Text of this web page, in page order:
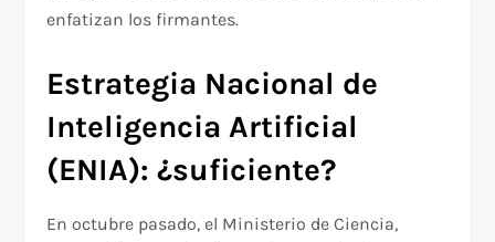
enfatizan los firmantes.
Estrategia Nacional de
Inteligencia Artificial
(ENIA): ¿suficiente?
En octubre pasado, el Ministerio de Ciencia,